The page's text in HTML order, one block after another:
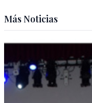
Más Noticias